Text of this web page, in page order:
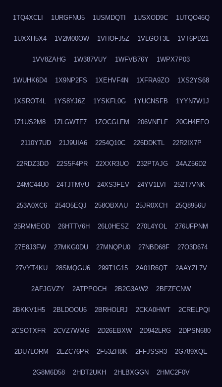
1TQ4XCLI 1URGFNU5 1USMDQTI 1USXOD9C 1UTQO46Q
1UXXH5X4 1V2M00OW 1VHOFJ5Z 1VLGOT3L 1VT6PD21
1VV8ZAHG 1W387VUY 1WFVB76Y 1WPX7P03
1WUHK6D4 1X9NP2FS 1XEHVF4N 1XFRA9ZO 1XS2YS68
1XSROT4L 1YS8YJ6Z 1YSKFL0G 1YUCNSFB 1YYN7W1J
1Z1US2M8 1ZLGWTF7 1ZOCGLFM 206VNFLF 20GH4EFO
2110Y7UD 21J9UIA6 2254Q10C 226DDKTL 22R2IX7P
22RDZ3DD 22S5F4PR 22XXR3UO 232PTAJG 24AZ56D2
24MC44U0 24TJTMVU 24XS3FEV 24YV1LVI 252T7VNK
253A0XC6 254O5EQJ 258OBXAU 25JR0XCH 25Q8956U
25RMMEOD 26HTTV6H 26L0HESZ 270L4YOL 276UFPNM
27E8J3FW 27MKG0DU 27MNQPU0 27NBD68F 27O3D674
27VYT4KU 28SMQGU6 299T1G15 2A01R6QT 2AAYZL7V
2AFJGVZY 2ATPPOCH 2B2G3AW2 2BFZFCNW
2BKKV1H5 2BLDOOU6 2BRHOLRJ 2CKA0HWT 2CRELPQI
2CSOTXFR 2CVZ7WMG 2D26EBXW 2D942LRG 2DPSN680
2DU7LORM 2EZC76PR 2F53ZH8K 2FFJSSR3 2G789XQE
2G8M6D58 2HDT2UKH 2HLBXGGN 2HMC2F0V